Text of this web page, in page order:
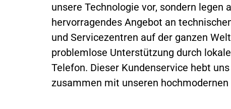
unsere Technologie vor, sondern
hervorragendes Angebot an
und Servicezentren auf der ganzen
problemlose Unterstützung durch
Telefon. Dieser Kundenservice hebt
zusammen mit unseren